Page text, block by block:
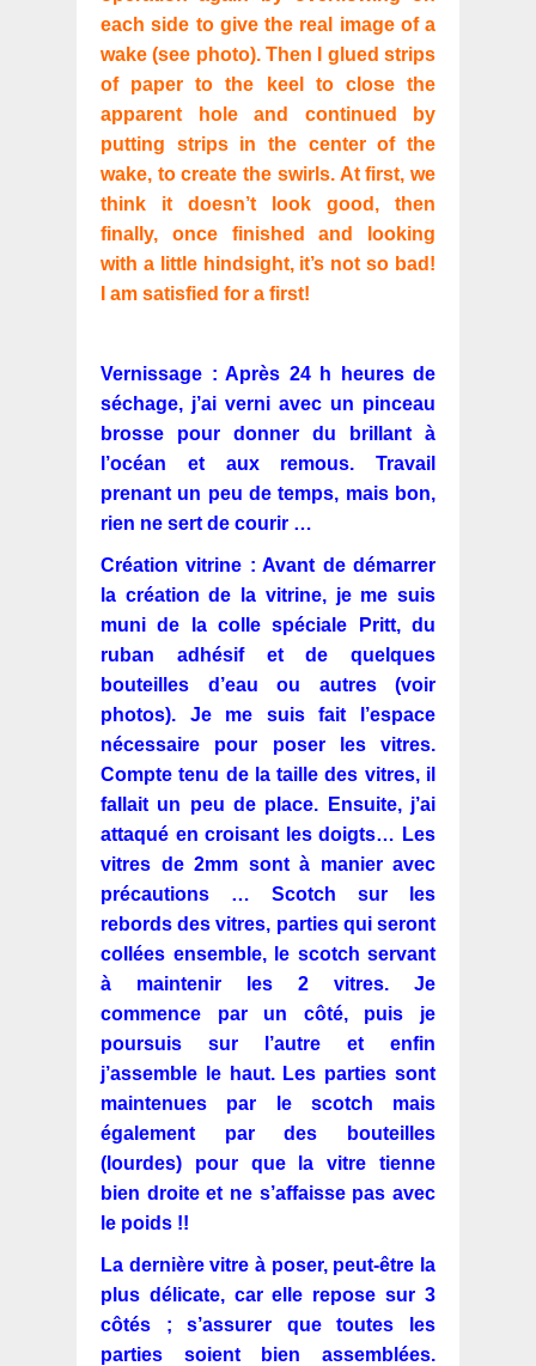
each side to give the real image of a
wake (see photo). Then I glued strips
of paper to the keel to close the
apparent hole and continued by
putting strips in the center of the
wake, to create the swirls. At first, we
think it doesn’t look good, then
finally, once finished and looking
with a little hindsight, it’s not so bad!
I am satisfied for a first!
Vernissage : Après 24 h heures de
séchage, j’ai verni avec un pinceau
brosse pour donner du brillant à
l’océan et aux remous. Travail
prenant un peu de temps, mais bon,
rien ne sert de courir …
Création vitrine : Avant de démarrer
la création de la vitrine, je me suis
muni de la colle spéciale Pritt, du
ruban adhésif et de quelques
bouteilles d’eau ou autres (voir
photos). Je me suis fait l’espace
nécessaire pour poser les vitres.
Compte tenu de la taille des vitres, il
fallait un peu de place. Ensuite, j’ai
attaqué en croisant les doigts… Les
vitres de 2mm sont à manier avec
précautions … Scotch sur les
rebords des vitres, parties qui seront
collées ensemble, le scotch servant
à maintenir les 2 vitres. Je
commence par un côté, puis je
poursuis sur l’autre et enfin
j’assemble le haut. Les parties sont
maintenues par le scotch mais
également par des bouteilles
(lourdes) pour que la vitre tienne
bien droite et ne s’affaisse pas avec
le poids !!
La dernière vitre à poser, peut-être la
plus délicate, car elle repose sur 3
côtés ; s’assurer que toutes les
parties soient bien assemblées.